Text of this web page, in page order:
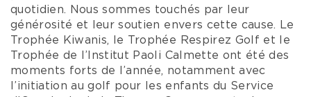
quotidien. Nous sommes touchés par leur
générosité et leur soutien envers cette cause. Le
Trophée Kiwanis, le Trophée Respirez Golf et le
Trophée de l’Institut Paoli Calmette ont été des
moments forts de l’année, notamment avec
l’initiation au golf pour les enfants du Service